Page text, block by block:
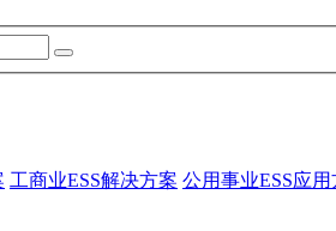
工商业ESS解决方案 公用事业ESS应用